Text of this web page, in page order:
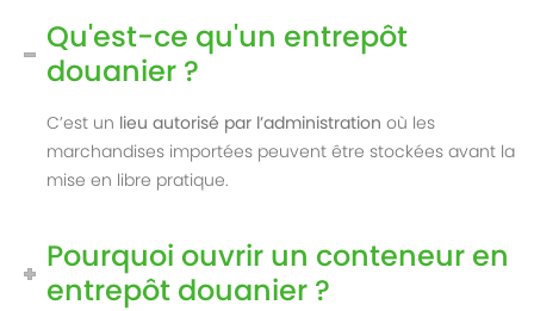
Qu'est-ce qu'un entrepôt
douanier ?
C’est un lieu autorisé par l’administration où les
marchandises importées peuvent être stockées avant la
mise en libre pratique.
Pourquoi ouvrir un conteneur en
entrepôt douanier ?